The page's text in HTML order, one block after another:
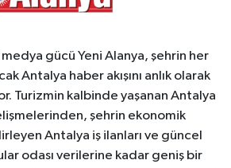
gücü Yeni Alanya, şehrin her
Antalya haber akışını anlık olarak
Turizmin kalbinde yaşanan Antalya
şehrin ekonomik
Antalya iş ilanları ve güncel
odası verilerine kadar geniş bir